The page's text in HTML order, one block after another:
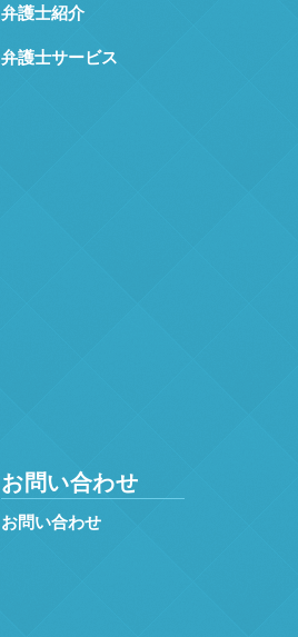
弁護士紹介
弁護士サービス
お問い合わせ
お問い合わせ